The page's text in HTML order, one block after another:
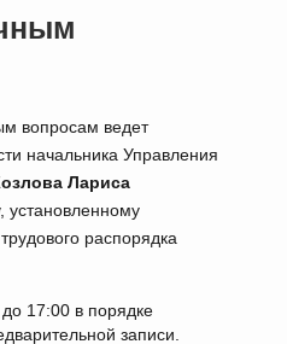
вопросам ведет
начальника Управления
Лариса
установленному
распорядка
17:00 в порядке
записи.